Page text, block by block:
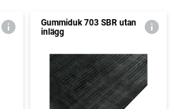
Gummiduk 703 SBR utan
inlägg